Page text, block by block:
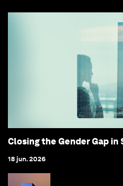
Closing the Gender Gap in
18 jun. 2026